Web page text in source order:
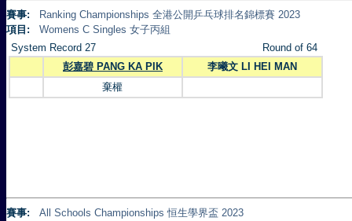
賽事:
Ranking Championships 全港公開乒乓球排名錦標賽 2023
項目:
Womens C Singles 女子丙組
System Record 27
Round of 64
彭嘉碧 PANG KA PIK
李曦文 LI HEI MAN
棄權
賽事:
All Schools Championships 恒生學界盃 2023